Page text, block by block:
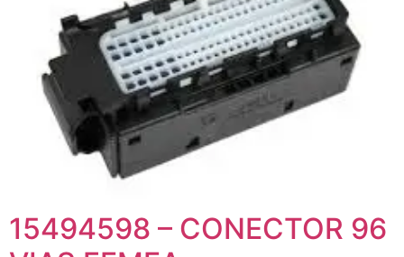
15494598 – CONECTOR 96